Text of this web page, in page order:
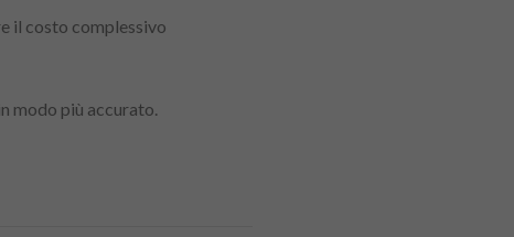
il costo complessivo
modo più accurato.